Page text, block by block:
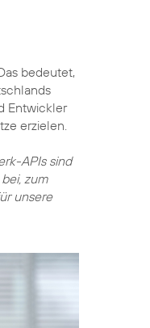
bedeutet,
Entwickler
erzielen.
APIs sind
zum
unsere